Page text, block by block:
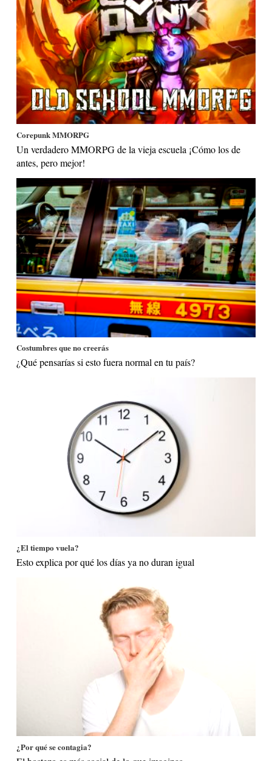
Corepunk MMORPG
Un verdadero MMORPG de la vieja escuela ¡Cómo los de
antes, pero mejor!
Costumbres que no creerás
¿Qué pensarías si esto fuera normal en tu país?
¿El tiempo vuela?
Esto explica por qué los días ya no duran igual
¿Por qué se contagia?